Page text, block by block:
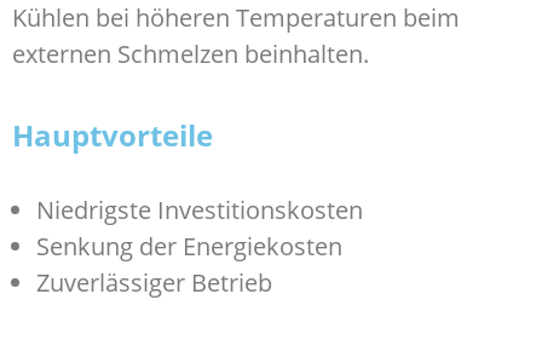
Kühlen bei höheren Temperaturen beim
externen Schmelzen beinhalten.
Hauptvorteile
Niedrigste Investitionskosten
Senkung der Energiekosten
Zuverlässiger Betrieb